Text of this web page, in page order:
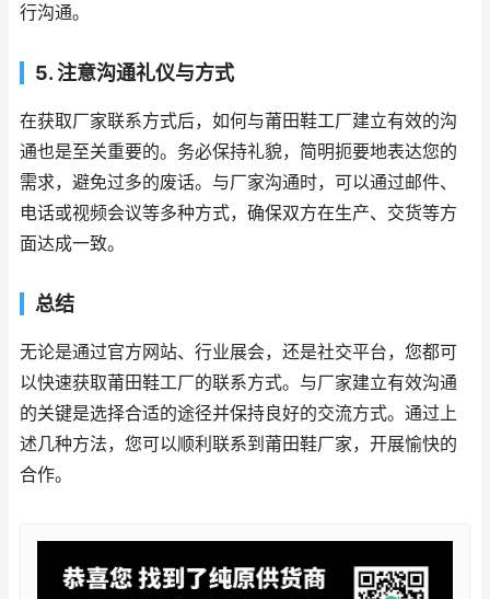
行沟通。
5. 注意沟通礼仪与方式
在获取厂家联系方式后，如何与莆田鞋工厂建立有效的沟
通也是至关重要的。务必保持礼貌，简明扼要地表达您的
需求，避免过多的废话。与厂家沟通时，可以通过邮件、
电话或视频会议等多种方式，确保双方在生产、交货等方
面达成一致。
总结
无论是通过官方网站、行业展会，还是社交平台，您都可
以快速获取莆田鞋工厂的联系方式。与厂家建立有效沟通
的关键是选择合适的途径并保持良好的交流方式。通过上
述几种方法，您可以顺利联系到莆田鞋厂家，开展愉快的
合作。